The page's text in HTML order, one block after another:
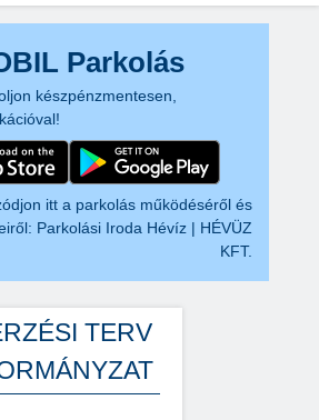
Parkolás
készpénzmentesen,
itt a parkolás működéséről és
Parkolási Iroda Hévíz | HÉVÜZ
KFT.
TERV